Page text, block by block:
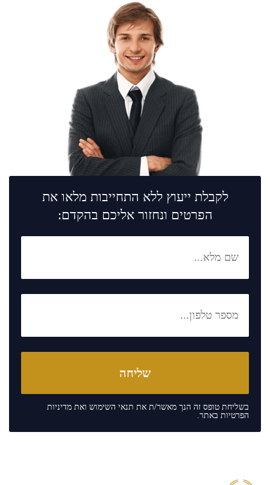
לקבלת ייעוץ ללא התחייבות מלאו את
הפרטים ונחזור אליכם בהקדם:
בשליחת טופס זה הנך מאשר/ת את תנאי השימוש ואת מדיניות
הפרטיות באתר.